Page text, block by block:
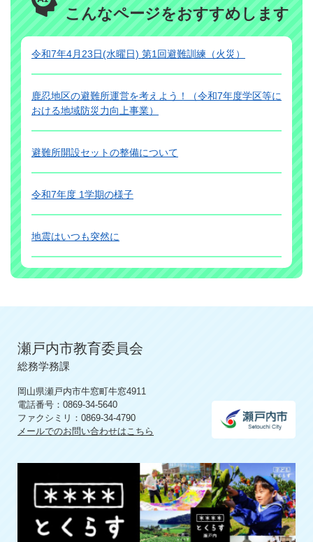
こんなページをおすすめします
令和7年4月23日(水曜日) 第1回避難訓練（火災）
鹿忍地区の避難所運営を考えよう！（令和7年度学区等に
おける地域防災力向上事業）
避難所開設セットの整備について
令和7年度 1学期の様子
地震はいつも突然に
瀬戸内市教育委員会
総務学務課
岡山県瀬戸内市牛窓町牛窓4911
電話番号：0869-34-5640
ファクシミリ：0869-34-4790
メールでのお問い合わせはこちら